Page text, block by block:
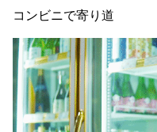
コンビニで寄り道